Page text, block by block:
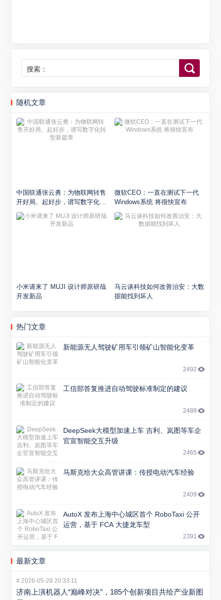
搜索：
随机文章
中国联通张云勇：为物联网转售
开好局、起好步，谱写数字化转
型新篇章
微软CEO：一直在测试下一代
Windows系统 将很快宣布
小米请来了 MUJI 设计师原研哉
开发新品
马云谈科技如何改善治安：大数
据能找到坏人
热门文章
新能源无人驾驶矿用车引领矿山智能化变革
2492
工信部答复推进自动驾驶标准制定的建议
2488
DeepSeek大模型加速上车 吉利、岚图等车企
官宣智能交互升级
2465
马斯克给大众高管讲课：传授电动汽车经验
2409
AutoX 发布上海中心城区首个 RoboTaxi 公开
运营，基于 FCA 大捷龙车型
2391
最新文章
#2026-05-28 20:33:11
济南上演机器人“巅峰对决”，185个创新项目共绘产业新图